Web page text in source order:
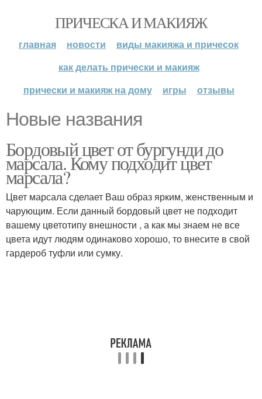
ПРИЧЕСКА И МАКИЯЖ
главная новости
виды макияжа и причесок
как делать прически и макияж
прически и макияж на дому
игры отзывы
Новые названия
Бордовый цвет от бургунди до
марсала. Кому подходит цвет
марсала?
Цвет марсала сделает Ваш образ ярким, женственным и
чарующим. Если данный бордовый цвет не подходит
вашему цветотипу внешности , а как мы знаем не все
цвета идут людям одинаково хорошо, то внесите в свой
гардероб туфли или сумку.